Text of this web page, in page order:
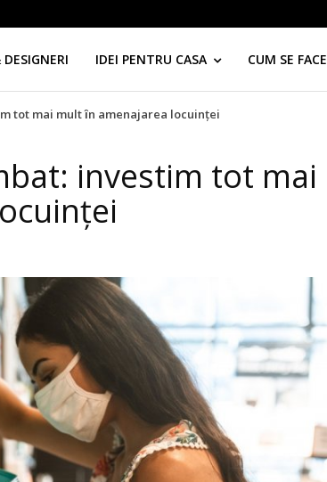
IDEI PENTRU CASA CUM SE FACE
tot mai mult ȋn amenajarea locuinței
investim tot mai